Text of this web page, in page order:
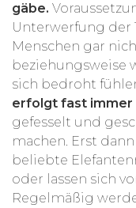
gäbe.
Unterwerfung der
Menschen gar
beziehungsweise
sich bedroht
erfolgt fast immer
gefesselt und
machen. Erst
beliebte
oder lassen sich
Regelmäßig